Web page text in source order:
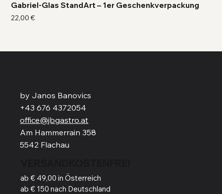
Gabriel-Glas StandArt – 1er Geschenkverpackung
Preis
22,00 €
by Janos Banovics
+43 676 4372054
office@jbgastro.at
Am Hammerrain 358
5542 Flachau
ab € 49,00 in Österreich
ab € 150 nach Deutschland